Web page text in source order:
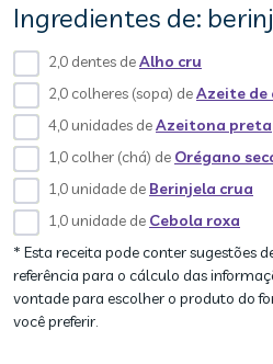
Ingredientes de:
2,0 dentes deAlho cru
2,0 colheres (sopa) deAzeite de
4,0 unidades deAzeitona preta
1,0 colher (chá) de Orégano
1,0 unidade de Berinjela crua
1,0 unidade de Cebola roxa
* Esta receita pode conter sugestões
referência para o cálculo das
vontade para escolher o produto do
você preferir.